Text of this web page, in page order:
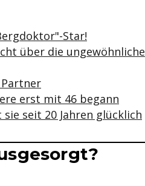
Star!
über die ungewöhnliche
erst mit 46 begann
seit 20 Jahren glücklich